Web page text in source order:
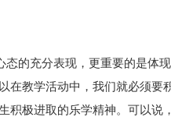
的充分表现，更重要的是体
在教学活动中，我们就必须要
积极进取的乐学精神。可以说